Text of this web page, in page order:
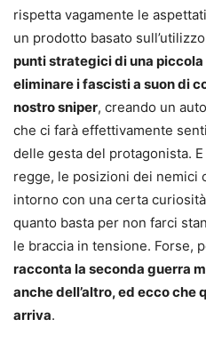
rispetta vagamente le
un prodotto basato
punti strategici di una
eliminare i fascisti a suon di
nostro sniper, creando un
che ci farà effettivamente
delle gesta del protagonista.
regge, le posizioni dei nemici
intorno con una certa
quanto basta per non farci
le braccia in tensione. Forse,
racconta la seconda guerra
anche dell’altro, ed ecco che
arriva.